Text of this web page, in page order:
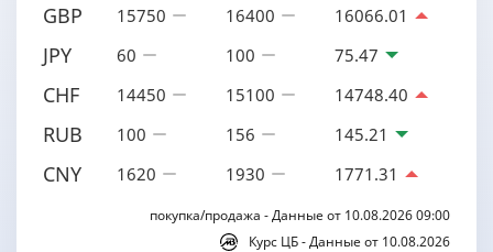
GBP 15750 16400 16066.01
JPY 60 100 75.47
CHF 14450 15100 14748.40
RUB 100 156 145.21
CNY 1620 1930 1771.31
покупка/продажа - Данные от 10.08.2026 09:00
Курс ЦБ - Данные от 10.08.2026